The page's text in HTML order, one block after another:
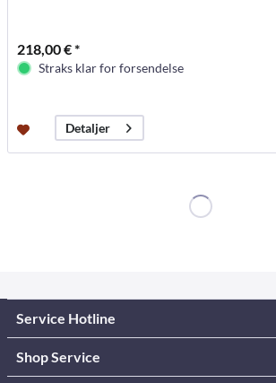
218,00 € *
Straks klar for forsendelse
Detaljer
Service Hotline
Shop Service